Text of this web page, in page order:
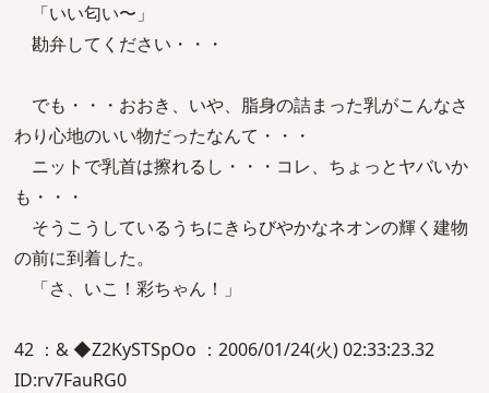
「いい匂い〜」
勘弁してください・・・
でも・・・おおき、いや、脂身の詰まった乳がこんなさ
わり心地のいい物だったなんて・・・
ニットで乳首は擦れるし・・・コレ、ちょっとヤバいか
も・・・
そうこうしているうちにきらびやかなネオンの輝く建物
の前に到着した。
「さ、いこ！彩ちゃん！」
42 ：& ◆Z2KySTSpOo ：2006/01/24(火) 02:33:23.32
ID:rv7FauRG0